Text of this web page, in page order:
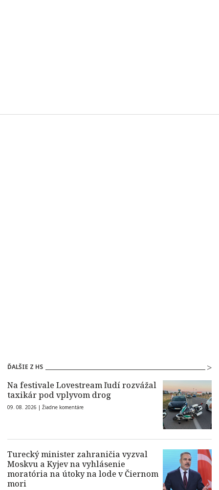
ĎALŠIE Z HS
Na festivale Lovestream ľudí rozvážal
taxikár pod vplyvom drog
09. 08. 2026 | Žiadne komentáre
Turecký minister zahraničia vyzval
Moskvu a Kyjev na vyhlásenie
moratória na útoky na lode v Čiernom
mori